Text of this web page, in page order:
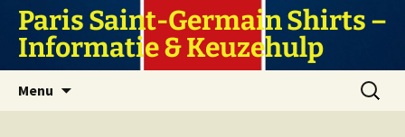
naar
inhoud
Paris Saint-Germain Shirts –
Informatie & Keuzehulp
Menu
Zoeken
naar: